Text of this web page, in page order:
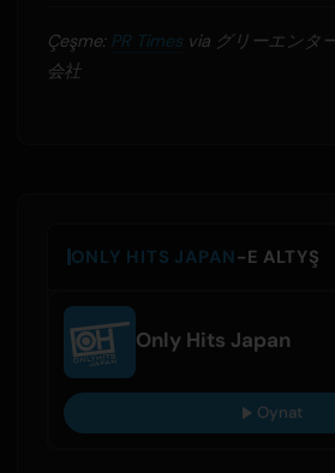
Çeşme: PR Timesvia グリーエンタ
会社
ONLY HITS JAPAN-E ALTYŞ
Only Hits Japan
Oynat